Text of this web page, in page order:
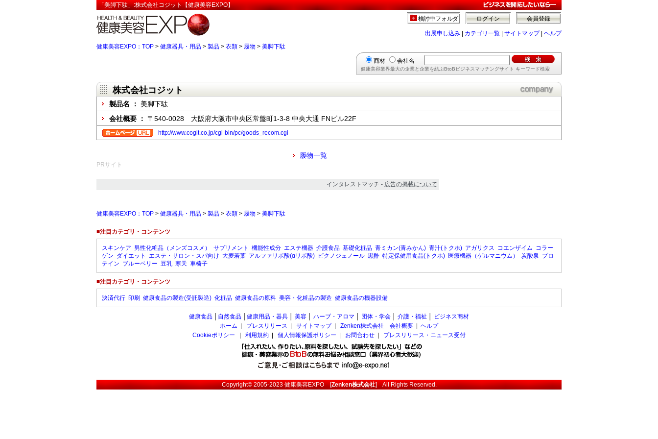
「美脚下駄」:株式会社コジット【健康美容EXPO】
会員登録
ログイン
検討中フォルダ
出展申し込み カテゴリ一覧 サイトマップ| ヘルプ
健康美容EXPO：TOP > 健康器具・用品 > 製品 > 衣類 > 履物 > 美脚下駄
商材 会社名
健康美容業界最大の企業と企業を結ぶBtoBビジネスマッチングサイト キーワード検索
株式会社コジット
製品名 ： 美脚下駄
会社概要 ： 〒540-0028 大阪府大阪市中央区常盤町1-3-8 中央大通 FNビル22F
http://www.cogit.co.jp/cgi-bin/pc/goods_recom.cgi
履物一覧
PRサイト
インタレストマッチ - 広告の掲載について
健康美容EXPO：TOP > 健康器具・用品 > 製品 > 衣類 > 履物 > 美脚下駄
■注目カテゴリ・コンテンツ
スキンケア 男性化粧品（メンズコスメ） サプリメント 機能性成分 エステ機器 介護食品 基礎化粧品 青ミカン(青みかん) 青汁(トクホ) アガリクス コエンザイム コラー
ゲン ダイエット エステ・サロン・スパ向け 大麦若葉 アルファリポ酸(αリポ酸) ピクノジェノール 黒酢 特定保健用食品(トクホ) 医療機器（ゲルマニウム） 炭酸泉 プロ
テイン ブルーベリー 豆乳 寒天 車椅子
■注目カテゴリ・コンテンツ
決済代行 印刷 健康食品の製造(受託製造) 化粧品 健康食品の原料 美容・化粧品の製造 健康食品の機器設備
健康食品 自然食品 健康用品・器具 美容 ハーブ・アロマ 団体・学会 介護・福祉
ビジネス商材
ホーム
プレスリリース サイトマップ| Zenken株式会社 会社概要
ヘルプ
Cookieポリシー
利用規約 個人情報保護ポリシー お問合わせ プレスリリース・ニュース受付
Copyright© 2005-2023健康美容EXPO[Zenken株式会社] All Rights Reserved.